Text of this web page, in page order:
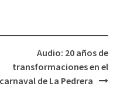
Audio: 20 años de
transformaciones en el
carnaval de La Pedrera